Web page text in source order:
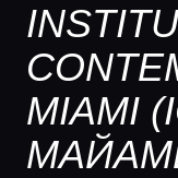
MIAMI